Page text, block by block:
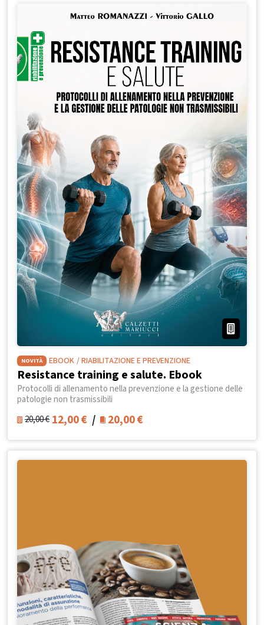
NOVITÀ EBOOK / RIABILITAZIONE E PREVENZIONE
Resistance training e salute. Ebook
Protocolli di allenamento nella prevenzione e la gestione delle
patologie non trasmissibili
20,00€ 12,00€ / 20,00€